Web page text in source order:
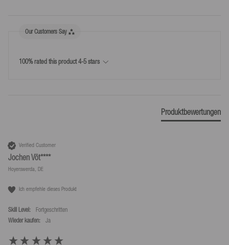
Kostenlose Rücksendungen innerhalb Deutschlands*.
*Kostenlose Rücksendungen nur laut unseren Bedingungen, sofern das bei uns
bereitgestellte Retourenlabel genutzt wird.
Our Customers Say
100% rated this product 4-5 stars
Produktbewertungen
Verified Customer
Jochen Vöt****
Hoyerswerda, DE
Ich empfehle dieses Produkt
Skill Level:
Fortgeschritten
Wieder kaufen:
Ja